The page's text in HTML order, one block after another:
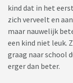
kind dat in het
zich verveelt en
maar nauwelijk
een kind niet leuk.
graag naar school
erger dan beter.